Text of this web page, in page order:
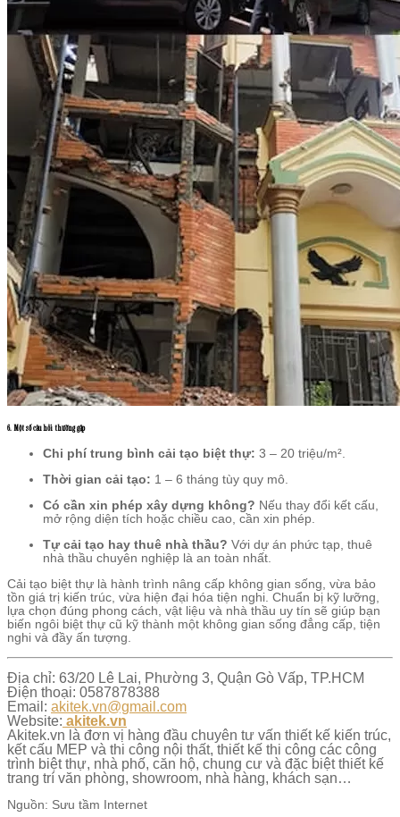
6. Một số câu hỏi thường gặp
Chi phí trung bình cải tạo biệt thự: 3 – 20 triệu/m².
Thời gian cải tạo: 1 – 6 tháng tùy quy mô.
Có cần xin phép xây dựng không? Nếu thay đổi kết cấu,
mở rộng diện tích hoặc chiều cao, cần xin phép.
Tự cải tạo hay thuê nhà thầu? Với dự án phức tạp, thuê
nhà thầu chuyên nghiệp là an toàn nhất.
Cải tạo biệt thự là hành trình nâng cấp không gian sống, vừa bảo
tồn giá trị kiến trúc, vừa hiện đại hóa tiện nghi. Chuẩn bị kỹ lưỡng,
lựa chọn đúng phong cách, vật liệu và nhà thầu uy tín sẽ giúp bạn
biến ngôi biệt thự cũ kỹ thành một không gian sống đẳng cấp, tiện
nghi và đầy ấn tượng.
Địa chỉ: 63/20 Lê Lai, Phường 3, Quận Gò Vấp, TP.HCM
Điện thoại: 0587878388
Email: akitek.vn@gmail.com
Website: akitek.vn
Akitek.vn là đơn vị hàng đầu chuyên tư vấn thiết kế kiến trúc,
kết cấu MEP và thi công nội thất, thiết kế thi công các công
trình biệt thự, nhà phố, căn hộ, chung cư và đặc biệt thiết kế
trang trí văn phòng, showroom, nhà hàng, khách sạn…
Nguồn: Sưu tầm Internet